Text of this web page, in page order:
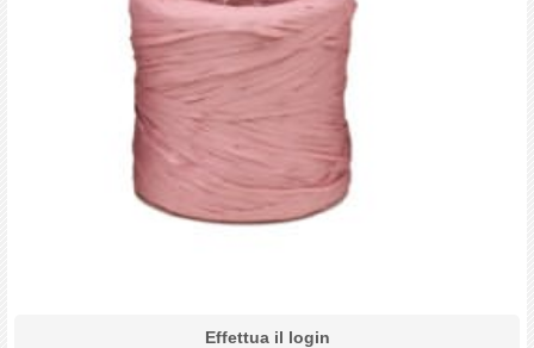
Effettua il login